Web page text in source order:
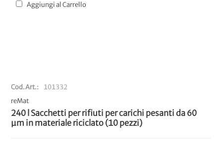
Cod.Art.
101332
reMat
240 l Sacchetti per rifiuti per carichi pesanti da 60
µm in materiale riciclato (10 pezzi)
Aggiungi al Carrello